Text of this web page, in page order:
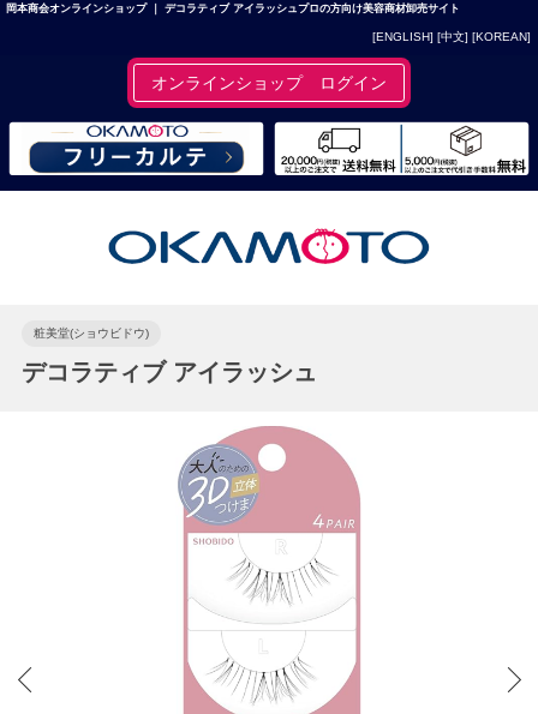
岡本商会オンラインショップ ｜ デコラティブ アイラッシュプロの方向け美容商材卸売サイト
[ENGLISH] [中文] [KOREAN]
オンラインショップ ログイン
粧美堂(ショウビドウ)
デコラティブ アイラッシュ